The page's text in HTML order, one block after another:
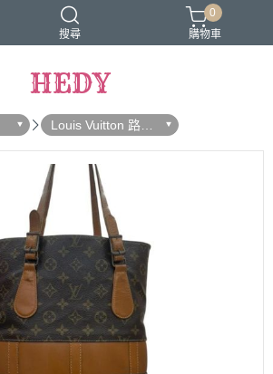
搜尋
0
購物車
HEDY
Louis Vuitton 路易
威登